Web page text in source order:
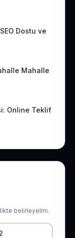
Dostu ve
Mahalle
Online Teklif
belirleyelim.